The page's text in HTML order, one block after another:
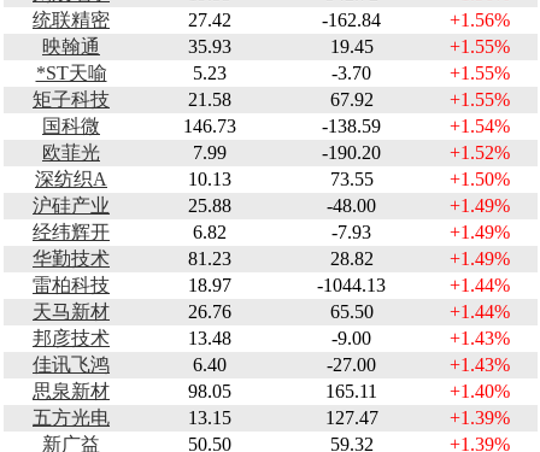
统联精密
27.42 -162.84
+1.56%
映翰通
35.93 19.45
+1.55%
*ST天喻
5.23 -3.70
+1.55%
矩子科技
21.58 67.92
+1.55%
国科微
146.73 -138.59
+1.54%
欧菲光
7.99 -190.20
+1.52%
深纺织A
10.13 73.55
+1.50%
沪硅产业
25.88 -48.00
+1.49%
经纬辉开
6.82 -7.93
+1.49%
华勤技术
81.23 28.82
+1.49%
雷柏科技
18.97 -1044.13
+1.44%
天马新材
26.76 65.50
+1.44%
邦彦技术
13.48 -9.00
+1.43%
佳讯飞鸿
6.40 -27.00
+1.43%
思泉新材
98.05 165.11
+1.40%
五方光电
13.15 127.47
+1.39%
新广益
50.50 59.32 +1.39%